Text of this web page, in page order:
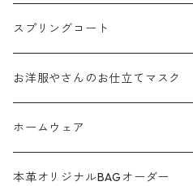
フリンジ フェザー
シャギー
ラメ
サテン
スプリングコート
お洋服やさんのお仕立てマスク
ホームウェア
本革オリジナルBAGオーダー